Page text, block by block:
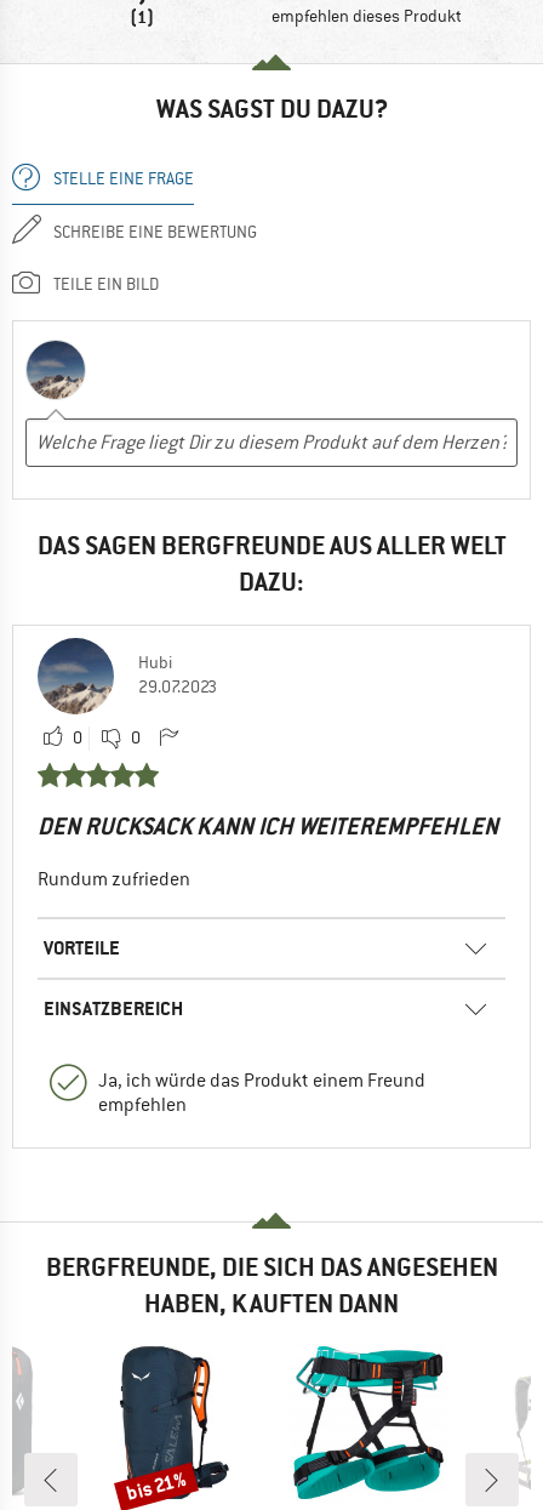
(1) empfehlen dieses Produkt
WAS SAGST DU DAZU?
STELLE EINE FRAGE
SCHREIBE EINE BEWERTUNG
TEILE EIN BILD
DAS SAGEN BERGFREUNDE AUS ALLER WELT
DAZU:
Hubi
29.07.2023
0 0
DEN RUCKSACK KANN ICH WEITEREMPFEHLEN
Rundum zufrieden
VORTEILE
EINSATZBEREICH
Ja, ich würde das Produkt einem Freund
empfehlen
BERGFREUNDE, DIE SICH DAS ANGESEHEN
HABEN, KAUFTEN DANN
Rabatt
bis 21%